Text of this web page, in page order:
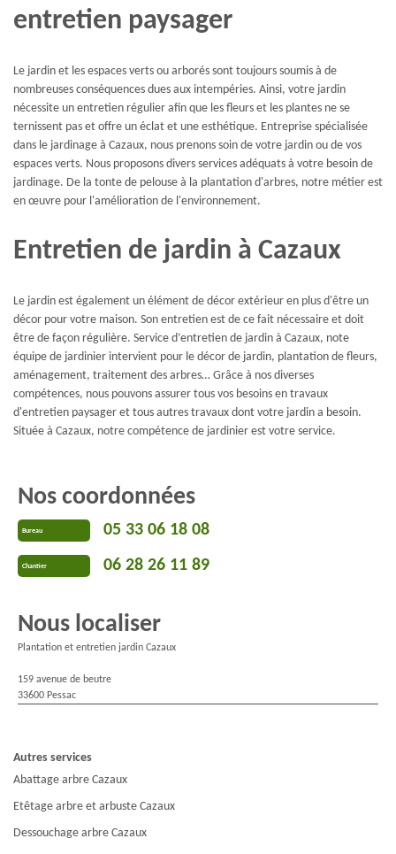
entretien paysager
Le jardin et les espaces verts ou arborés sont toujours soumis à de
nombreuses conséquences dues aux intempéries. Ainsi, votre jardin
nécessite un entretien régulier afin que les fleurs et les plantes ne se
ternissent pas et offre un éclat et une esthétique. Entreprise spécialisée
dans le jardinage à Cazaux, nous prenons soin de votre jardin ou de vos
espaces verts. Nous proposons divers services adéquats à votre besoin de
jardinage. De la tonte de pelouse à la plantation d'arbres, notre métier est
en œuvre pour l'amélioration de l'environnement.
Entretien de jardin à Cazaux
Le jardin est également un élément de décor extérieur en plus d'être un
décor pour votre maison. Son entretien est de ce fait nécessaire et doit
être de façon régulière. Service d’entretien de jardin à Cazaux, note
équipe de jardinier intervient pour le décor de jardin, plantation de fleurs,
aménagement, traitement des arbres… Grâce à nos diverses
compétences, nous pouvons assurer tous vos besoins en travaux
d'entretien paysager et tous autres travaux dont votre jardin a besoin.
Située à Cazaux, notre compétence de jardinier est votre service.
Nos coordonnées
Bureau 05 33 06 18 08
Chantier 06 28 26 11 89
Nous localiser
Plantation et entretien jardin Cazaux
159 avenue de beutre
33600 Pessac
Autres services
Abattage arbre Cazaux
Etêtage arbre et arbuste Cazaux
Dessouchage arbre Cazaux